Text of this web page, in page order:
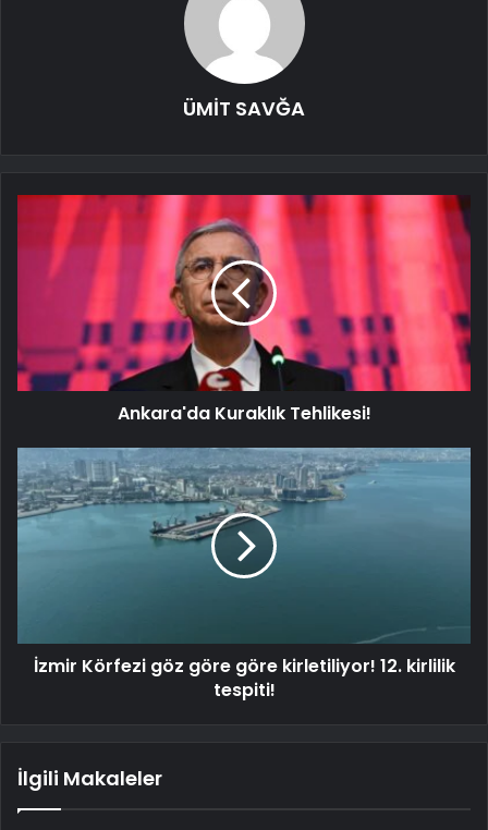
ÜMİT SAVĞA
Ankara'da Kuraklık Tehlikesi!
İzmir Körfezi göz göre göre kirletiliyor! 12. kirlilik
tespiti!
İlgili Makaleler